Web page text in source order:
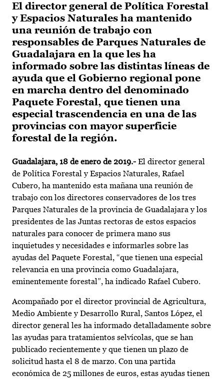
El director general de Política Forestal
y Espacios Naturales ha mantenido
una reunión de trabajo con
responsables de Parques Naturales de
Guadalajara en la que les ha
informado sobre las distintas líneas de
ayuda que el Gobierno regional pone
en marcha dentro del denominado
Paquete Forestal, que tienen una
especial trascendencia en una de las
provincias con mayor superficie
forestal de la región.
Guadalajara, 18 de enero de 2019.- El director general
de Política Forestal y Espacios Naturales, Rafael
Cubero, ha mantenido esta mañana una reunión de
trabajo con los directores conservadores de los tres
Parques Naturales de la provincia de Guadalajara y los
presidentes de las Juntas rectoras de estos espacios
naturales para conocer de primera mano sus
inquietudes y necesidades e informarles sobre las
ayudas del Paquete Forestal, “que tienen una especial
relevancia en una provincia como Guadalajara,
eminentemente forestal”, ha indicado Rafael Cubero.
Acompañado por el director provincial de Agricultura,
Medio Ambiente y Desarrollo Rural, Santos López, el
director general les ha informado detalladamente sobre
las ayudas para tratamientos selvícolas, que se han
publicado recientemente y que tienen un plazo de
solicitud hasta el 8 de marzo. Con una partida
económica de 25 millones de euros, estas ayudas tienen